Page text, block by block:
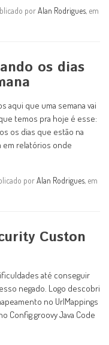
porAlan Rodrigues, em
os dias
aqui que uma semana vai
temos pra hoje é esse:
os dias que estão na
em relatórios onde
porAlan Rodrigues, em
Custon
até conseguir
negado. Logo descobri
no UrlMappings
Config.groovy Java Code